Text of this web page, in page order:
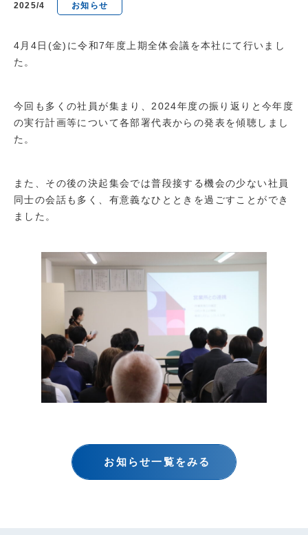
2025/4 お知らせ
4月4日(金)に令和7年度上期全体会議を本社にて行いまし
た。
今回も多くの社員が集まり、2024年度の振り返りと今年度
の実行計画等について各部署代表からの発表を傾聴しまし
た。
また、その後の決起集会では普段接する機会の少ない社員
同士の会話も多く、有意義なひとときを過ごすことができ
ました。
お知らせ一覧をみる